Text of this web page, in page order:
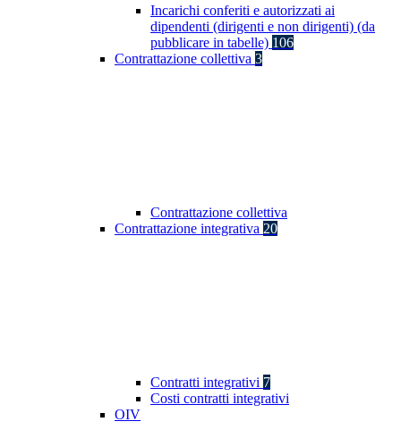
Incarichi conferiti e autorizzati ai
dipendenti (dirigenti e non dirigenti) (da
pubblicare in tabelle) 106
Contrattazione collettiva 3
Contrattazione collettiva
Contrattazione integrativa 20
Contratti integrativi 7
Costi contratti integrativi
OIV